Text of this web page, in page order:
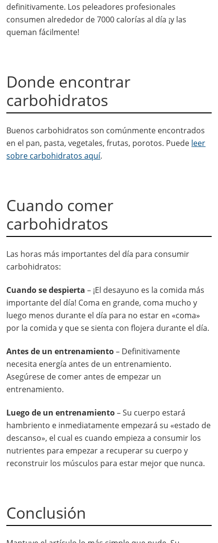
definitivamente. Los peleadores profesionales
consumen alrededor de 7000 calorías al día ¡y las
queman fácilmente!
Donde encontrar
carbohidratos
Buenos carbohidratos son comúnmente encontrados
en el pan, pasta, vegetales, frutas, porotos. Puede leer
sobre carbohidratos aquí.
Cuando comer
carbohidratos
Las horas más importantes del día para consumir
carbohidratos:
Cuando se despierta – ¡El desayuno es la comida más
importante del día! Coma en grande, coma mucho y
luego menos durante el día para no estar en «coma»
por la comida y que se sienta con flojera durante el día.
Antes de un entrenamiento– Definitivamente
necesita energía antes de un entrenamiento.
Asegúrese de comer antes de empezar un
entrenamiento.
Luego de un entrenamiento– Su cuerpo estará
hambriento e inmediatamente empezará su «estado de
descanso», el cual es cuando empieza a consumir los
nutrientes para empezar a recuperar su cuerpo y
reconstruir los músculos para estar mejor que nunca.
Conclusión